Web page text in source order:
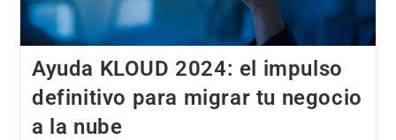
Ayuda KLOUD 2024: el impulso
definitivo para migrar tu negocio
a la nube